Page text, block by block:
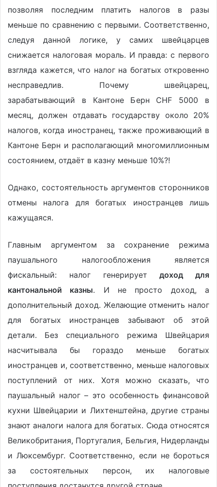
позволяя последним платить налогов в разы
меньше по сравнению с первыми. Соответственно,
следуя данной логике, у самих швейцарцев
снижается налоговая мораль. И правда: с первого
взгляда кажется, что налог на богатых откровенно
несправедлив. Почему швейцарец,
зарабатывающий в Кантоне Берн CHF 5000 в
месяц, должен отдавать государству около 20%
налогов, когда иностранец, также проживающий в
Кантоне Берн и располагающий многомиллионным
состоянием, отдаёт в казну меньше 10%?!
Однако, состоятельность аргументов сторонников
отмены налога для богатых иностранцев лишь
кажущаяся.
Главным аргументом за сохранение режима
паушального налогообложения является
фискальный: налог генерируетдоход для
кантональной казны. И не просто доход, а
дополнительный доход. Желающие отменить налог
для богатых иностранцев забывают об этой
детали. Без специального режима Швейцария
насчитывала бы гораздо меньше богатых
иностранцев и, соответственно, меньше налоговых
поступлений от них. Хотя можно сказать, что
паушальный налог – это особенность финансовой
кухни Швейцарии и Лихтенштейна, другие страны
знают аналоги налога для богатых. Сюда относятся
Великобритания, Португалия, Бельгия, Нидерланды
и Люксембург. Соответственно, если не бороться
за состоятельных персон, их налоговые